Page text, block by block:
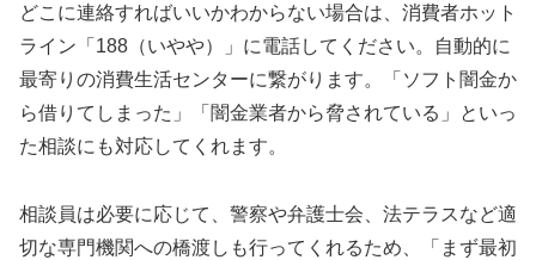
どこに連絡すればいいかわからない場合は、消費者ホット
ライン「188（いやや）」に電話してください。自動的に
最寄りの消費生活センターに繋がります。「ソフト闇金か
ら借りてしまった」「闇金業者から脅されている」といっ
た相談にも対応してくれます。
相談員は必要に応じて、警察や弁護士会、法テラスなど適
切な専門機関への橋渡しも行ってくれるため、「まず最初